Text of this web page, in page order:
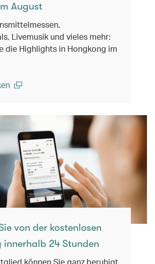
August
Livemusik und vieles mehr:
die Highlights in Hongkong im
von der kostenlosen
innerhalb 24 Stunden
können Sie ganz beruhigt